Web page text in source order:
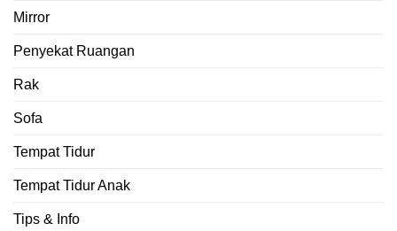
Mirror
Penyekat Ruangan
Rak
Sofa
Tempat Tidur
Tempat Tidur Anak
Tips & Info